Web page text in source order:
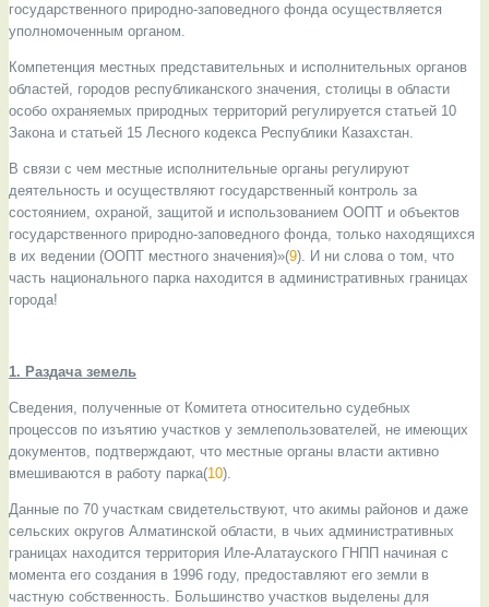
государственного природно-заповедного фонда осуществляется
уполномоченным органом.
Компетенция местных представительных и исполнительных органов
областей, городов республиканского значения, столицы в области
особо охраняемых природных территорий регулируется статьей 10
Закона и статьей 15 Лесного кодекса Республики Казахстан.
В связи с чем местные исполнительные органы регулируют
деятельность и осуществляют государственный контроль за
состоянием, охраной, защитой и использованием ООПТ и объектов
государственного природно-заповедного фонда, только находящихся
в их ведении (ООПТ местного значения)»(9). И ни слова о том, что
часть национального парка находится в административных границах
города!
1. Раздача земель
Сведения, полученные от Комитета относительно судебных
процессов по изъятию участков у землепользователей, не имеющих
документов, подтверждают, что местные органы власти активно
вмешиваются в работу парка(10).
Данные по 70 участкам свидетельствуют, что акимы районов и даже
сельских округов Алматинской области, в чьих административных
границах находится территория Иле-Алатауского ГНПП начиная с
момента его создания в 1996 году, предоставляют его земли в
частную собственность. Большинство участков выделены для